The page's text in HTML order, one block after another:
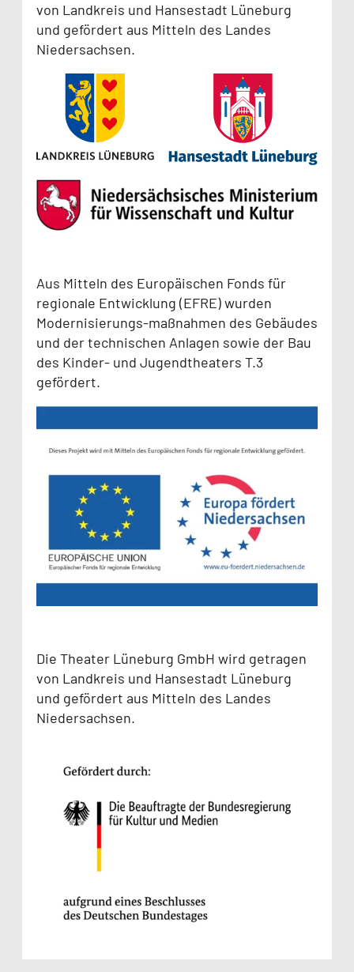
von Landkreis und Hansestadt Lüneburg
und gefördert aus Mitteln des Landes
Niedersachsen.
Aus Mitteln des Europäischen Fonds für
regionale Entwicklung (EFRE) wurden
Modernisierungs-maßnahmen des Gebäudes
und der technischen Anlagen sowie der Bau
des Kinder- und Jugendtheaters T.3
gefördert.
Die Theater Lüneburg GmbH wird getragen
von Landkreis und Hansestadt Lüneburg
und gefördert aus Mitteln des Landes
Niedersachsen.